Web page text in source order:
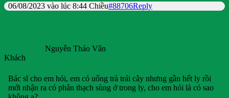
06/08/2023 vào lúc 8:44 Chiều#88706Reply
Nguyễn Thảo Vân
Khách
Bác sĩ cho em hỏi, em có uống trà trái cây nhưng gần hết ly rồi
mới nhận ra có phân thạch sùng ở trong ly, cho em hỏi là có sao